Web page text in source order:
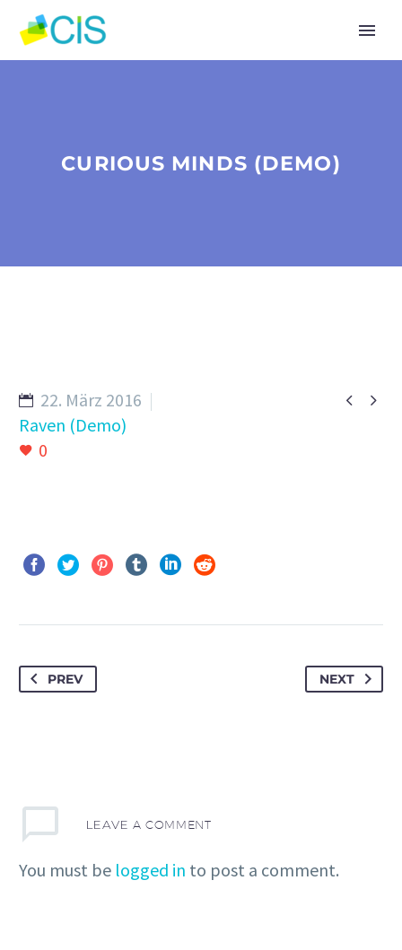
CURIOUS MINDS (DEMO)
 
22. März 2016
Raven (Demo)
0
PREV NEXT
LEAVE A COMMENT
You must be logged in to post a comment.